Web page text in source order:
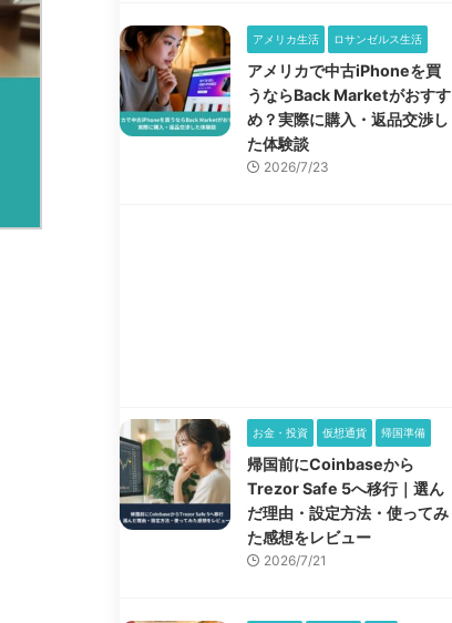
アメリカ生活 ロサンゼルス生活
アメリカで中古iPhoneを買
うならBack Marketがおすす
め？実際に購入・返品交渉し
た体験談
2026/7/23
お金・投資 仮想通貨 帰国準備
帰国前にCoinbaseから
Trezor Safe 5へ移行｜選ん
だ理由・設定方法・使ってみ
た感想をレビュー
2026/7/21